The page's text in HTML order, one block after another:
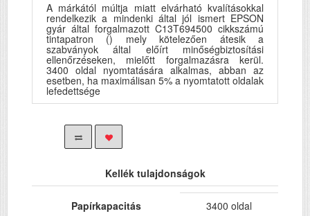
A márkától múltja miatt elvárható kvalításokkal
rendelkezik a mindenki által jól ismert EPSON
gyár által forgalmazott C13T694500 cikkszámú
tintapatron () mely kötelezően átesik a
szabványok által előírt minőségbiztosítási
ellenőrzéseken, mielőtt forgalmazásra kerül.
3400 oldal nyomtatására alkalmas, abban az
esetben, ha maximálisan 5% a nyomtatott oldalak
lefedettsége
Kellék tulajdonságok
Papírkapacitás
3400 oldal